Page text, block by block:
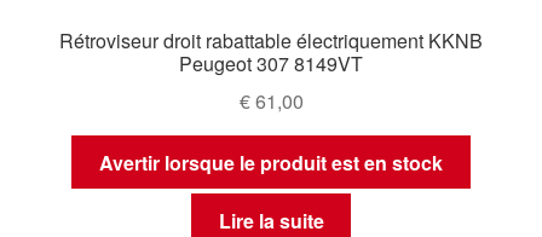
Rétroviseur droit rabattable électriquement KKNB
Peugeot 307 8149VT
€61,00
Avertir lorsque le produit est en stock
Lire la suite